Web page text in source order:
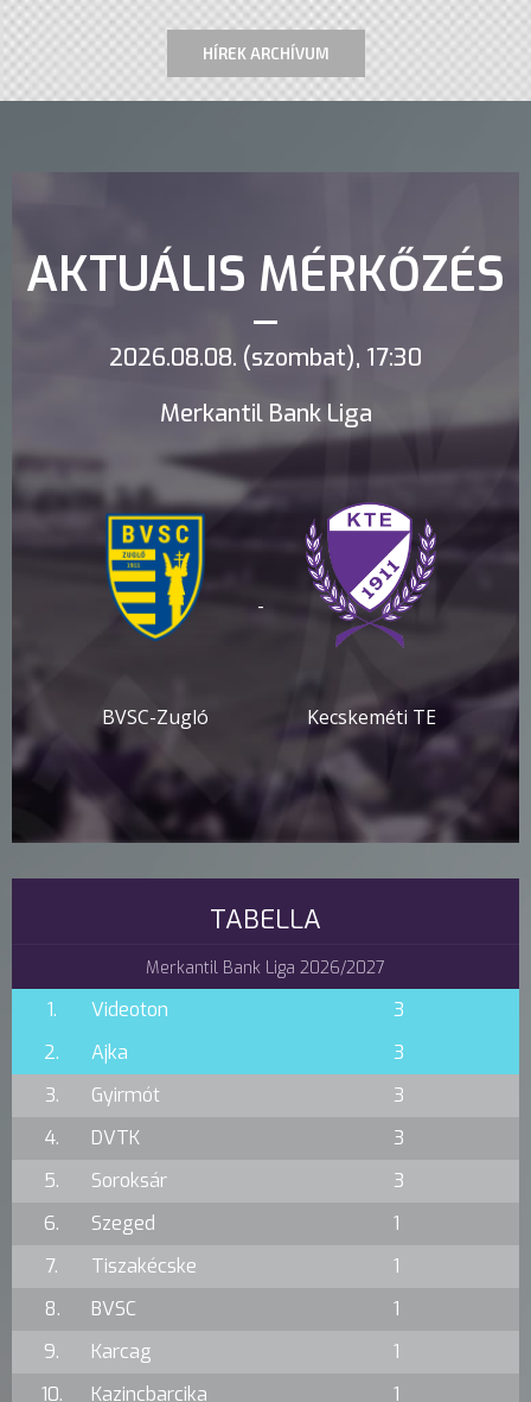
HÍREK ARCHÍVUM
AKTUÁLIS MÉRKŐZÉS
2026.08.08. (szombat), 17:30
Merkantil Bank Liga
BVSC-Zugló
-
Kecskeméti TE
TABELLA
Merkantil Bank Liga 2026/2027
1. Videoton
3
2.
Ajka
3
3.
Gyirmót
3
4.
DVTK
3
5.
Soroksár
3
6.
Szeged
1
7.
Tiszakécske
1
8.
BVSC
1
9.
Karcag
1
10.
Kazincbarcika 1